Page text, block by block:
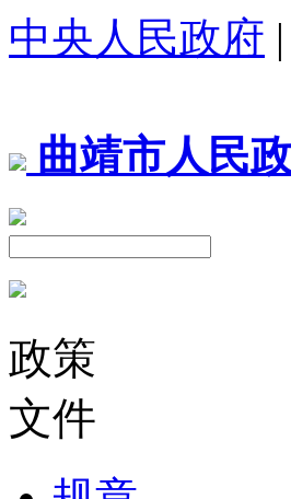
中央人民政府 |
曲靖市人民
政策
文件